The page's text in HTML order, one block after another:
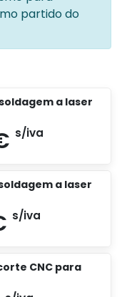
partido do
a laser
a laser
CNC para